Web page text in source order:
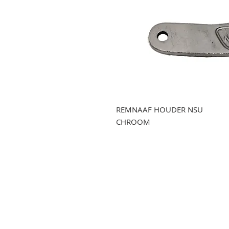
REMNAAF HOUDER NSU
CHROOM